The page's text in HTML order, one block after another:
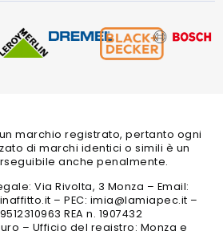
un marchio registrato, pertanto ogni
di marchi identici o simili è un
anche penalmente.
Via Rivolta, 3 Monza – Email:
– PEC: imia@lamiapec.it –
REA n. 1907432
– Ufficio del registro: Monza e